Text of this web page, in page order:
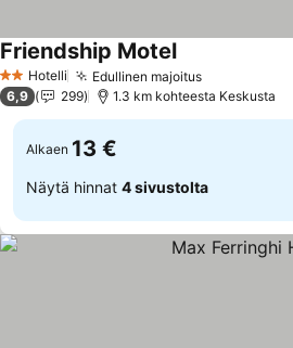
2 Tähtiluokitus
Hotelli Edullinen majoitusKatso hinnat
Friendship MotelKatso hinnat
6,9 299 1.3 km kohteesta Keskusta
Alkaen 13 €
Näytä hinnat 4 sivustolta